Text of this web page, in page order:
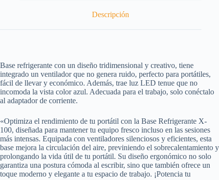
Descripción
Base refrigerante con un diseño tridimensional y creativo, tiene
integrado un ventilador que no genera ruido, perfecto para portátiles,
fácil de llevar y económico. Además, trae luz LED tenue que no
incomoda la vista color azul. Adecuada para el trabajo, solo conéctalo
al adaptador de corriente.
«Optimiza el rendimiento de tu portátil con la Base Refrigerante X-
100, diseñada para mantener tu equipo fresco incluso en las sesiones
más intensas. Equipada con ventiladores silenciosos y eficientes, esta
base mejora la circulación del aire, previniendo el sobrecalentamiento y
prolongando la vida útil de tu portátil. Su diseño ergonómico no solo
garantiza una postura cómoda al escribir, sino que también ofrece un
toque moderno y elegante a tu espacio de trabajo. ¡Potencia tu